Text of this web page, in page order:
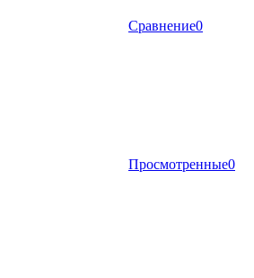
Сравнение0
Просмотренные0